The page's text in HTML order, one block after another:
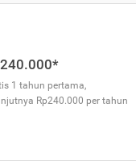
1 tahun pertama,
Rp240.000 per tahun